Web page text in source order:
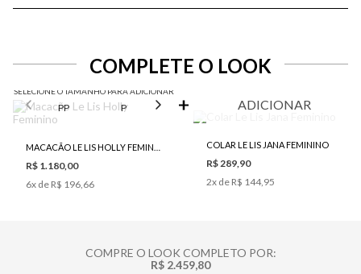
COMPLETE O LOOK
SELECIONE O TAMANHO PARA ADICIONAR
PP P M G
R$ 1.180,00
6x de R$ 196,66
ADICIONAR
COLAR LE LIS JANA FEMININO
R$ 289,90
2x de R$ 144,95
COMPRE O LOOK COMPLETO POR:
R$ 2.459,80